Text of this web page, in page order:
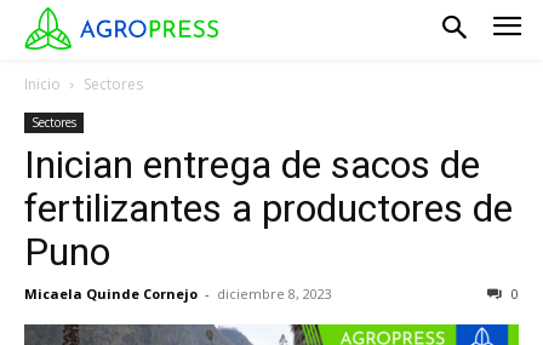
Inicio Sectores
Sectores
Inician entrega de sacos de
fertilizantes a productores de
Puno
Micaela Quinde Cornejo - diciembre 8, 2023 0